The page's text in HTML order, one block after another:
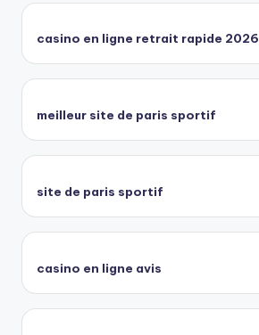
casino en ligne retrait rapide 2026
meilleur site de paris sportif
site de paris sportif
casino en ligne avis